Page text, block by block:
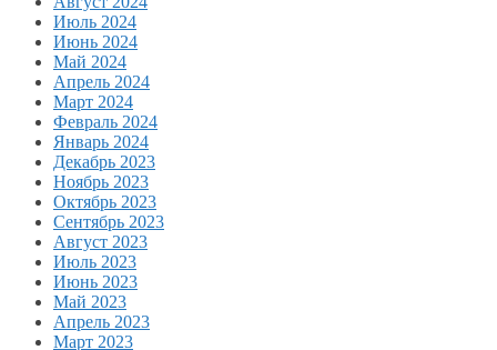
Июль 2024
Июнь 2024
Май 2024
Апрель 2024
Март 2024
Февраль 2024
Январь 2024
Декабрь 2023
Ноябрь 2023
Октябрь 2023
Сентябрь 2023
Август 2023
Июль 2023
Июнь 2023
Май 2023
Апрель 2023
Март 2023